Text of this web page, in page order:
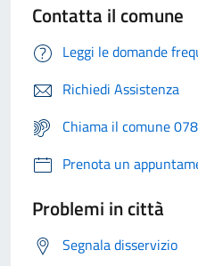
Contatta il comune
Leggi le domande
Richiedi Assistenza
Chiama il comune
Prenota un
Problemi in città
Segnala disservizio